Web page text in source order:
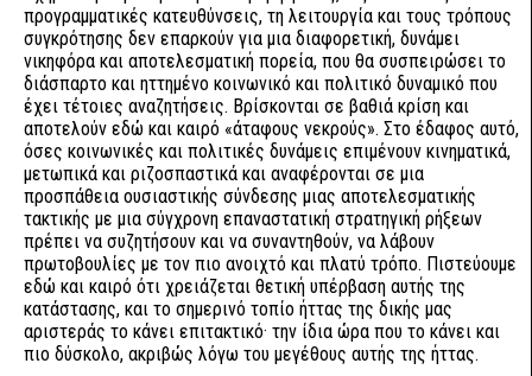
προγραμματικές κατευθύνσεις, τη λειτουργία και τους τρόπους
συγκρότησης δεν επαρκούν για μια διαφορετική, δυνάμει
νικηφόρα και αποτελεσματική πορεία, που θα συσπειρώσει το
διάσπαρτο και ηττημένο κοινωνικό και πολιτικό δυναμικό που
έχει τέτοιες αναζητήσεις. Βρίσκονται σε βαθιά κρίση και
αποτελούν εδώ και καιρό «άταφους νεκρούς». Στο έδαφος αυτό,
όσες κοινωνικές και πολιτικές δυνάμεις επιμένουν κινηματικά,
μετωπικά και ριζοσπαστικά και αναφέρονται σε μια
προσπάθεια ουσιαστικής σύνδεσης μιας αποτελεσματικής
τακτικής με μια σύγχρονη επαναστατική στρατηγική ρήξεων
πρέπει να συζητήσουν και να συναντηθούν, να λάβουν
πρωτοβουλίες με τον πιο ανοιχτό και πλατύ τρόπο. Πιστεύουμε
εδώ και καιρό ότι χρειάζεται θετική υπέρβαση αυτής της
κατάστασης, και το σημερινό τοπίο ήττας της δικής μας
αριστεράς το κάνει επιτακτικό· την ίδια ώρα που το κάνει και
πιο δύσκολο, ακριβώς λόγω του μεγέθους αυτής της ήττας.